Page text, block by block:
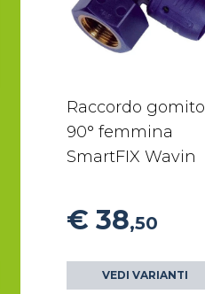
Raccordo gomito
90° femmina
SmartFIX Wavin
€ 38,50
VEDI VARIANTI